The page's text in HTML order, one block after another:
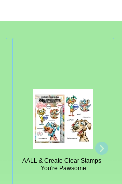
AALL & Create Clear Stamps -
You're Pawsome